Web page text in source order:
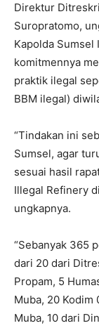
Direktur
Suropratomo,
Kapolda Sumsel
komitmennya
praktik ilegal
BBM ilegal)
“Tindakan ini
Sumsel, agar
sesuai hasil
Illegal Refinery
ungkapnya.
“Sebanyak 365
dari 20 dari
Propam, 5
Muba, 20 Kodim
Muba, 10 dari